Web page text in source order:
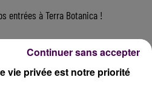
entrées à Terra Botanica !
au casting The Voice & The Voice
vie privée est notre priorité
Continuer sans accepter